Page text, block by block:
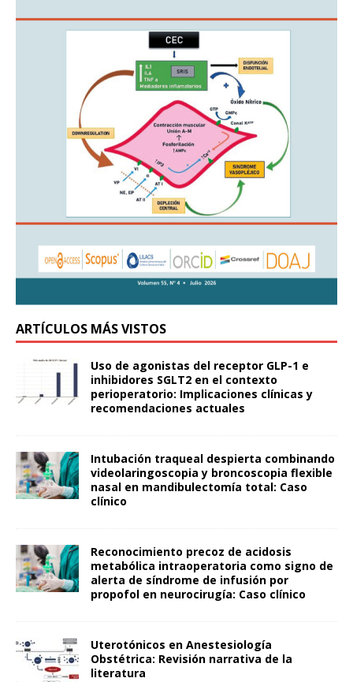
ARTÍCULOS MÁS VISTOS
Uso de agonistas del receptor GLP-1 e
inhibidores SGLT2 en el contexto
perioperatorio: Implicaciones clínicas y
recomendaciones actuales
Intubación traqueal despierta combinando
videolaringoscopia y broncoscopia flexible
nasal en mandibulectomía total: Caso
clínico
Reconocimiento precoz de acidosis
metabólica intraoperatoria como signo de
alerta de síndrome de infusión por
propofol en neurocirugía: Caso clínico
Uterotónicos en Anestesiología
Obstétrica: Revisión narrativa de la
literatura